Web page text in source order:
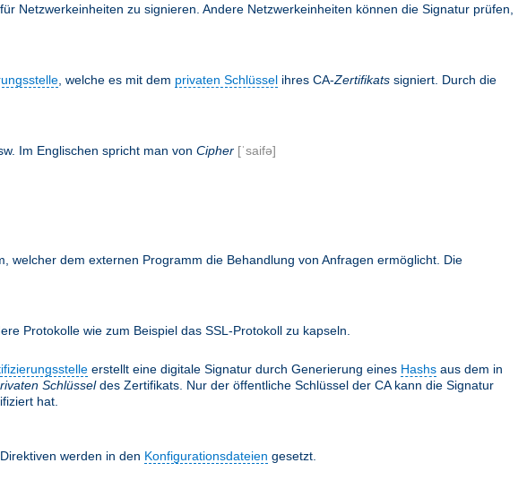
Netzwerkeinheiten zu signieren. Andere Netzwerkeinheiten können die Signatur prüfen,
, welche es mit dem privaten Schlüssel ihres CA-Zertifikats signiert. Durch die
Im Englischen spricht man von Cipher [ˈsaifə]
welcher dem externen Programm die Behandlung von Anfragen ermöglicht. Die
Protokolle wie zum Beispiel das SSL-Protokoll zu kapseln.
erstellt eine digitale Signatur durch Generierung eines Hashs aus dem in
Schlüsseldes Zertifikats. Nur der öffentliche Schlüssel der CA kann die Signatur
hat.
werden in den Konfigurationsdateien gesetzt.